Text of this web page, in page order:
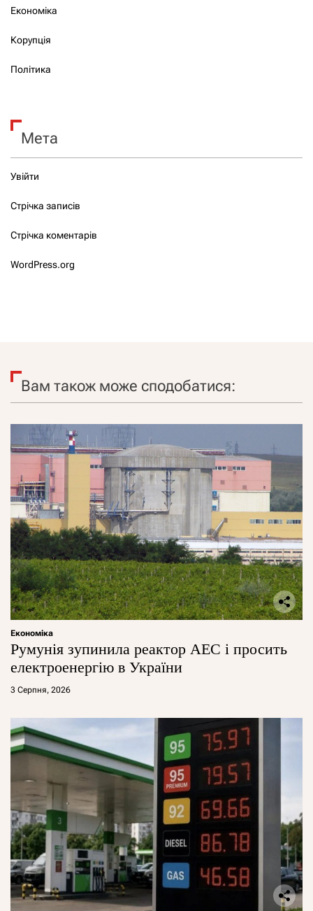
Економіка
Корупція
Політика
Мета
Увійти
Стрічка записів
Стрічка коментарів
WordPress.org
Вам також може сподобатися:
Економіка
Румунія зупинила реактор АЕС і просить
електроенергію в України
3 Серпня, 2026